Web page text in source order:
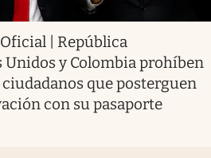
Oficial | República
Unidos y Colombia prohíben
que posterguen
con su pasaporte